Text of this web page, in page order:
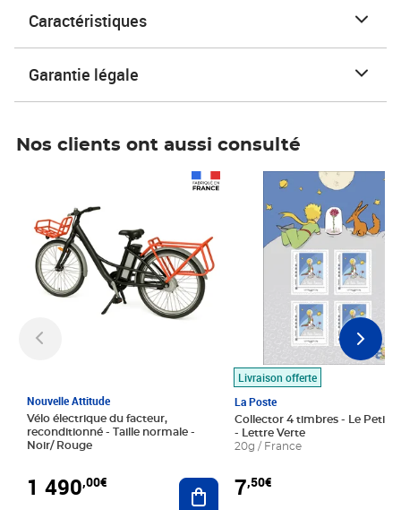
Caractéristiques
Garantie légale
Nos clients ont aussi consulté
Nouvelle Attitude
Vélo électrique du facteur,
reconditionné - Taille normale -
Noir/ Rouge
1 490,00€ Ajouter au panier
Livraison offerte
La Poste
Collector 4 timbres - Le Petit
- Lettre Verte
20g / France
7,50€
Prix 7,50€